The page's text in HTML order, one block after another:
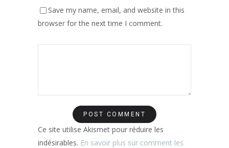
Save my name, email, and website in this
browser for the next time I comment.
Ce site utilise Akismet pour réduire les
indésirables. En savoir plus sur comment les